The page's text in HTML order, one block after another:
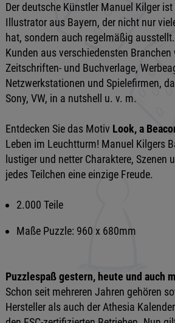
Der deutsche Künstler Manuel Kilger
Illustrator aus Bayern, der nicht nur
hat, sondern auch regelmäßig
Kunden aus verschiedensten Branchen
Zeitschriften- und Buchverlage,
Netzwerkstationen und Spielefirmen,
Sony, VW, in a nutshell u. v. m.
Entdecken Sie das Motiv Look, a
Leben im Leuchtturm! Manuel Kilgers
lustiger und netter Charaktere, Szenen
jedes Teilchen eine einzige Freude.
2.000 Teile
Maße Puzzle: 960 x 680mm
Puzzlespaß gestern, heute und auch
Schon seit mehreren Jahren gehören
Hersteller als auch der Athesia